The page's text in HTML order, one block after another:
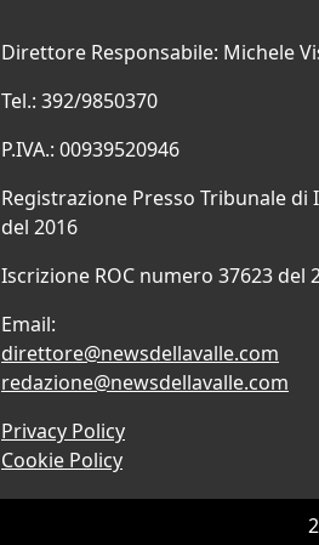
Direttore Responsabile: Michele
Tel.: 392/9850370
P.IVA.: 00939520946
Registrazione Presso Tribunale di
del 2016
Iscrizione ROC numero 37623 del
Email:
direttore@newsdellavalle.com
redazione@newsdellavalle.com
Privacy Policy
Cookie Policy